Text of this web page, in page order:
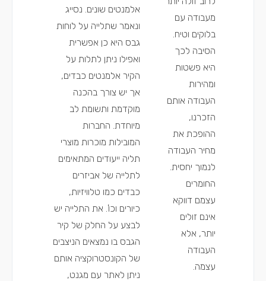
מעבודה עם
בלוקים וטיח.
הסיבה לכך
היא פשטות
ומהירות
העבודה אותם
הזכרנו,
ההופכת את
מחיר העבודה
לנמוך יחסית.
החומרים
עצמם דווקא
אינם זולים
יותר, אלא
העבודה
עצמה.
אלמנטים שונים. נסייג
ונאמר שתלייה על לוחות
גבס היא כן אפשרית
ואפילו ניתן לתלות על
הקיר אלמנטים כבדים,
אך יש צורך בהכנה
מוקדמת ותשומת לב
מיוחדת. החברות
המובילות מוכרות מוצרי
תליה ייעודים המתאימים
לתלייה של אביזרים
כבדים כמו טלוויזיות,
כיורים וכו'. את התלייה יש
לבצע על החלק של קיר
הגבס בו נמצאים הניצבים
של הקונסטרוקציה אותם
ניתן לאתר עם מגנט,